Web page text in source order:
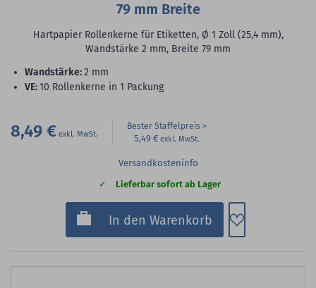
79 mm Breite
Hartpapier Rollenkerne für Etiketten, Ø 1 Zoll (25,4 mm),
Wandstärke 2 mm, Breite 79 mm
Wandstärke:2 mm
VE:10 Rollenkerne in 1 Packung
8,49 € Bester Staffelpreis
5,49 €
Versandkosteninfo
Lieferbar sofort ab Lager
In den Warenkorb Zum